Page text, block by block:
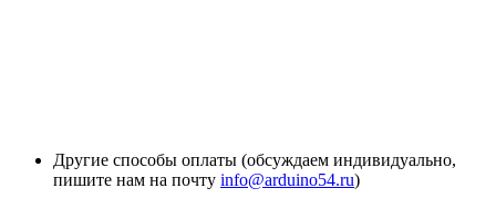
Другие способы оплаты (обсуждаем индивидуально,
пишите нам на почту info@arduino54.ru)